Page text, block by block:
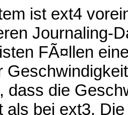
ist ext4
Journaling-
FÃ¤llen
dass die
als bei ext3.